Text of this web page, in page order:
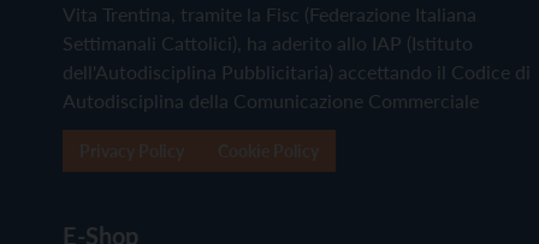
Vita Trentina, tramite la Fisc (Federazione Italiana
Settimanali Cattolici), ha aderito allo IAP (Istituto
dell'Autodisciplina Pubblicitaria) accettando il Codice di
Autodisciplina della Comunicazione Commerciale
E-Shop